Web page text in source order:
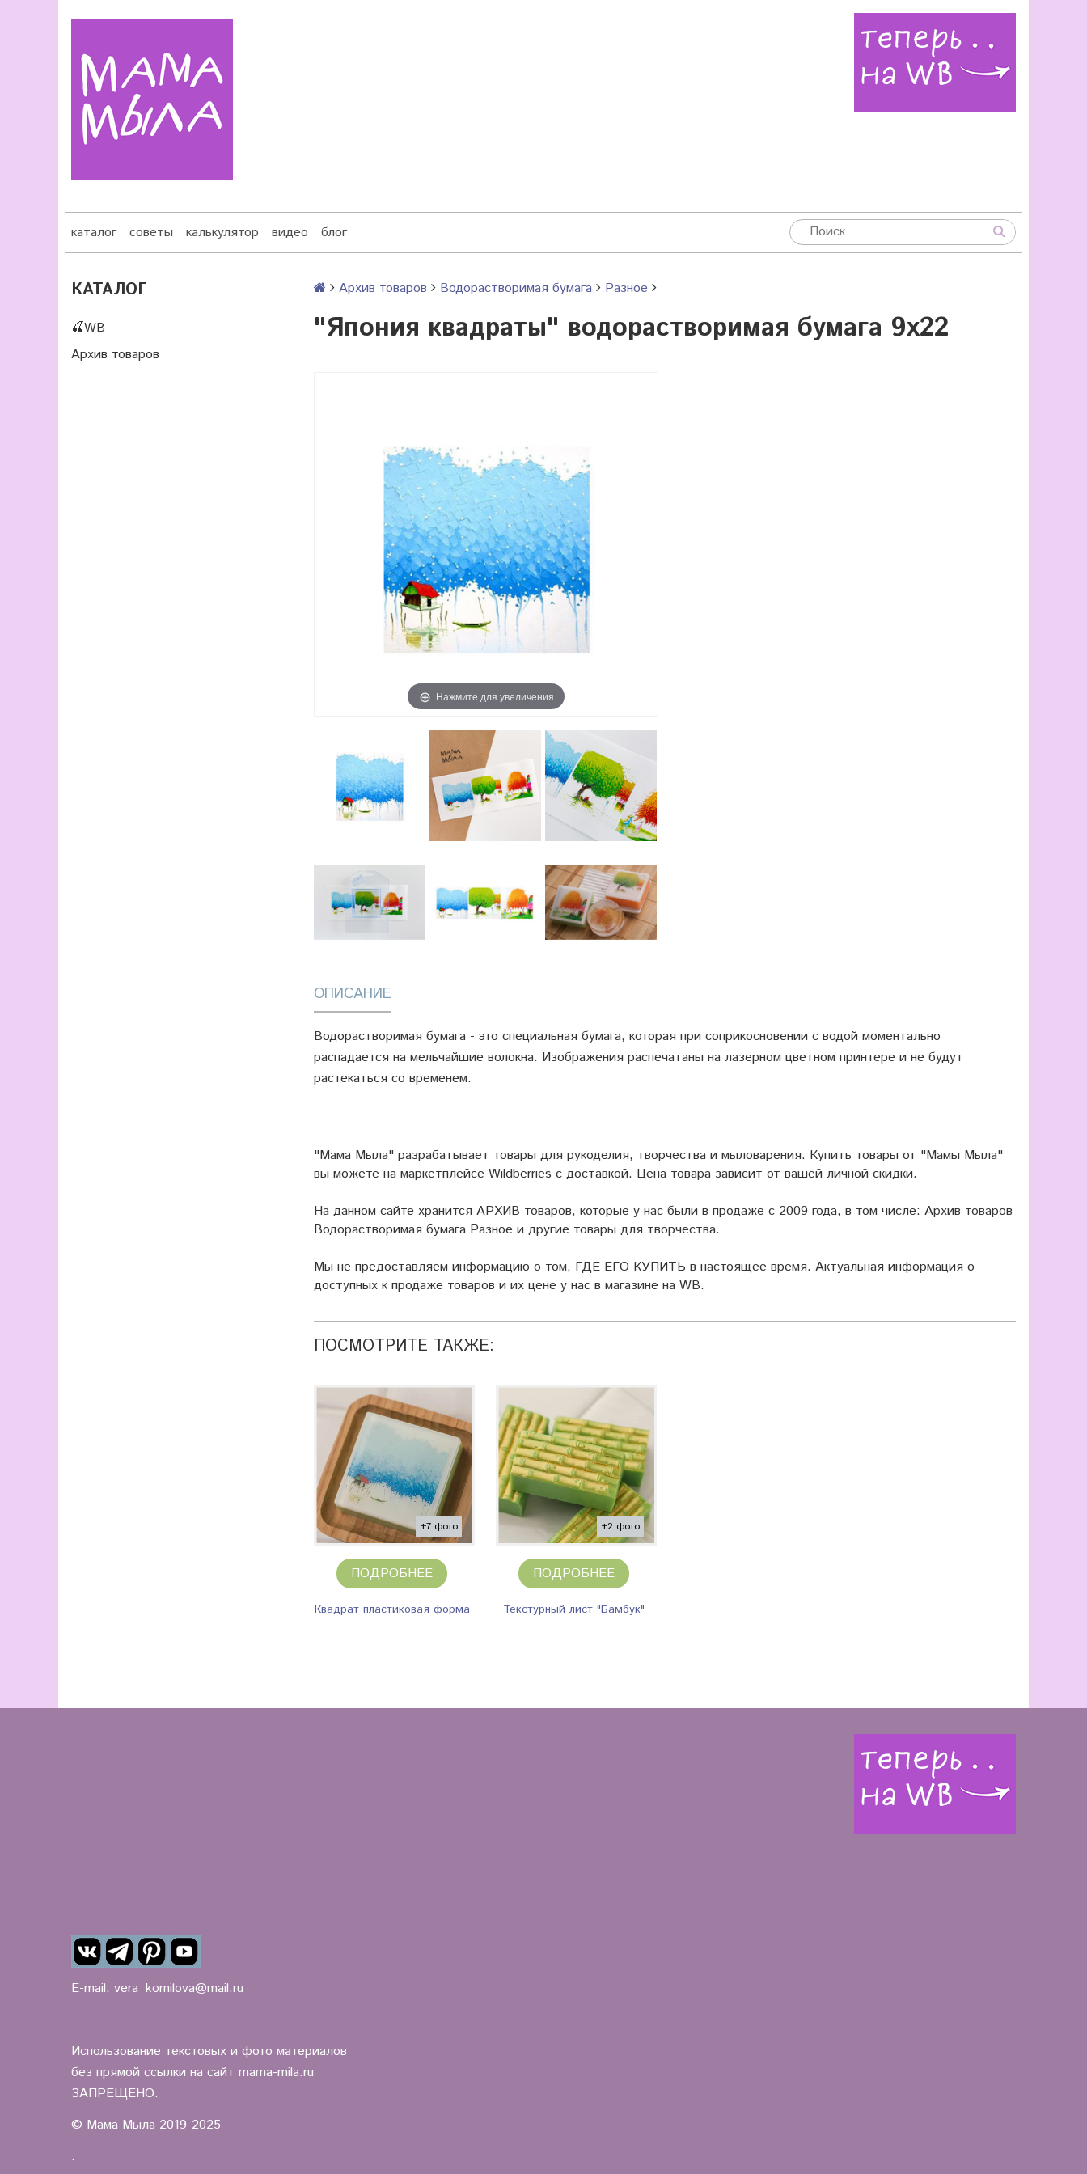
каталог советы калькулятор видео блог
КАТАЛОГ
🍒WB
Архив товаров
Архив товаров Водорастворимая бумага Разное
"Япония квадраты" водорастворимая бумага 9х22
Нажмите для увеличения
ОПИСАНИЕ
Водорастворимая бумага - это специальная бумага, которая при соприкосновении с водой моментально
распадается на мельчайшие волокна. Изображения распечатаны на лазерном цветном принтере и не будут
растекаться со временем.
"Мама Мыла" разрабатывает товары для рукоделия, творчества и мыловарения. Купить товары от "Мамы Мыла"
вы можете на маркетплейсе Wildberries с доставкой. Цена товара зависит от вашей личной скидки.
На данном сайте хранится АРХИВ товаров, которые у нас были в продаже с 2009 года, в том числе: Архив товаров
Водорастворимая бумага Разное и другие товары для творчества.
Мы не предоставляем информацию о том, ГДЕ ЕГО КУПИТЬ в настоящее время. Актуальная информация о
доступных к продаже товаров и их цене у нас в магазине на WB.
ПОСМОТРИТЕ ТАКЖЕ:
+7 фото
ПОДРОБНЕЕ
Квадрат пластиковая форма
+2 фото
ПОДРОБНЕЕ
Текстурный лист "Бамбук"
E-mail: vera_kornilova@mail.ru
Использование текстовых и фото материалов
без прямой ссылки на сайт mama-mila.ru
ЗАПРЕЩЕНО.
© Мама Мыла 2019-2025
.